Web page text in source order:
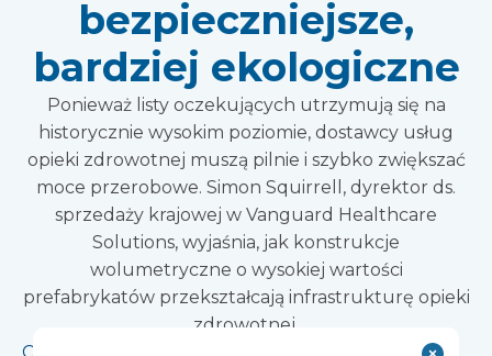
bezpieczniejsze,
bardziej ekologiczne
Ponieważ listy oczekujących utrzymują się na
historycznie wysokim poziomie, dostawcy usług
opieki zdrowotnej muszą pilnie i szybko zwiększać
moce przerobowe. Simon Squirrell, dyrektor ds.
sprzedaży krajowej w Vanguard Healthcare
Solutions, wyjaśnia, jak konstrukcje
wolumetryczne o wysokiej wartości
prefabrykatów przekształcają infrastrukturę opieki
zdrowotnej.